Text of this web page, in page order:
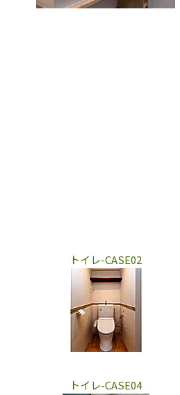
トイレ-CASE02
トイレ-CASE04